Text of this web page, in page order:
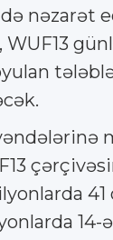
nəzarət
WUF13
14-